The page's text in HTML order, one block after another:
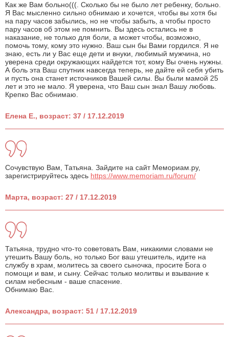
Как же Вам больно(((. Сколько бы не было лет ребенку, больно.
Я Вас мысленно сильно обнимаю и хочется, чтобы вы хотя бы
на пару часов забылись, но не чтобы забыть, а чтобы просто
пару часов об этом не помнить. Вы здесь остались не в
наказание, не только для боли, а может чтобы, возможно,
помочь тому, кому это нужно. Ваш сын бы Вами гордился. Я не
знаю, есть ли у Вас еще дети и внуки, любимый мужчина, но
уверена среди окружающих найдется тот, кому Вы очень нужны.
А боль эта Ваш спутник навсегда теперь, не дайте ей себя убить
и пусть она станет источников Вашей силы. Вы были мамой 25
лет и это не мало. Я уверена, что Ваш сын знал Вашу любовь.
Крепко Вас обнимаю.
Елена Е., возраст: 37 / 17.12.2019
Сочувствую Вам, Татьяна. Зайдите на сайт Мемориам.ру,
зарегистрируйтесь здесь https://www.memoriam.ru/forum/
Марта, возраст: 27 / 17.12.2019
Татьяна, трудно что-то советовать Вам, никакими словами не
утешить Вашу боль, но только Бог ваш утешитель, идите на
службу в храм, молитесь за своего сыночка, просите Бога о
помощи и вам, и сыну. Сейчас только молитвы и взывание к
силам небесным - ваше спасение.
Обнимаю Вас.
Александра, возраст: 51 / 17.12.2019